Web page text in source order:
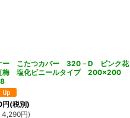
ー こたつカバー 320－D ピンク花
塩化ビニールタイプ 200×200
円(税別)
4,290円)